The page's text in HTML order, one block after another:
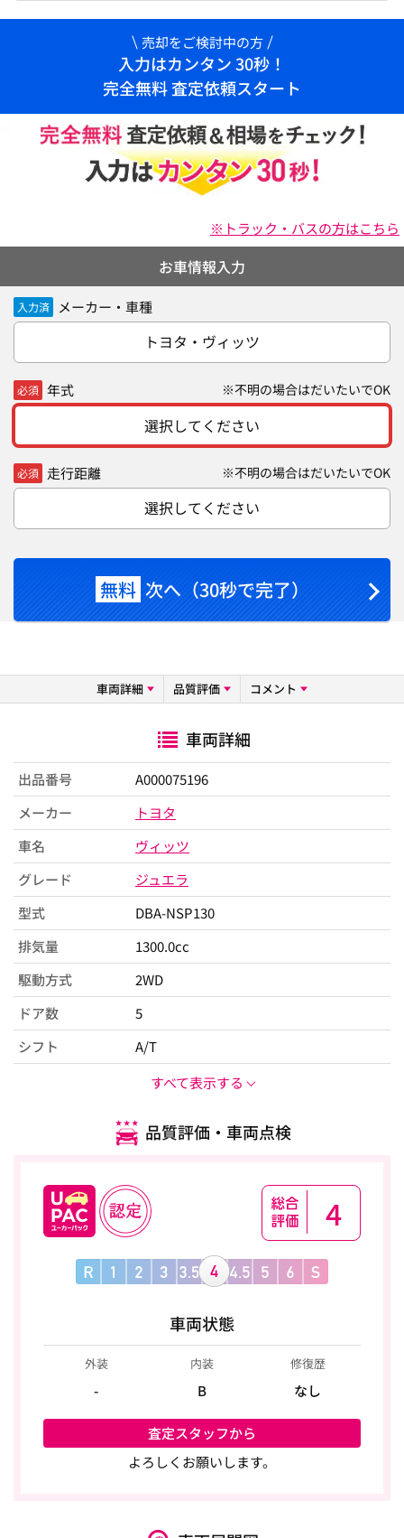
売却をご検討中の方
入力はカンタン 30秒！
完全無料 査定依頼スタート
※トラック・バスの方はこちら
お車情報入力
入力済 メーカー・車種
トヨタ・ヴィッツ
必須 年式 ※不明の場合はだいたいでOK
選択してください
必須 走行距離 ※不明の場合はだいたいでOK
選択してください
無料 次へ（30秒で完了）
車両詳細 品質評価 コメント
車両詳細
出品番号
A000075196
メーカー
トヨタ
車名
ヴィッツ
グレード
ジュエラ
型式
DBA-NSP130
排気量
1300.0cc
駆動方式
2WD
ドア数
5
シフト
A/T
すべて表示する
品質評価・車両点検
4
車両状態
外装
-
内装
B
修復歴
なし
査定スタッフから
よろしくお願いします。